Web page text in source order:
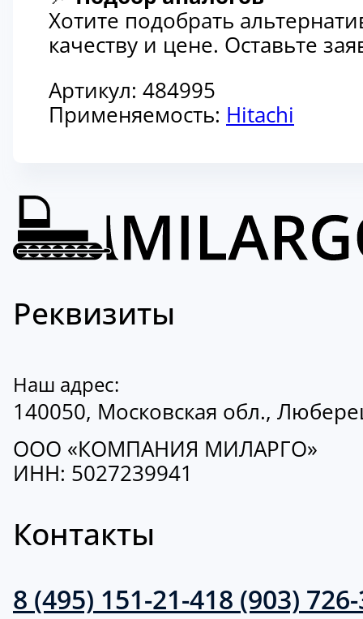
Хотите подобрать
качеству и цене. Оставьте
Артикул: 484995
Применяемость: Hitachi
Реквизиты
Наш адрес:
140050, Московская обл.,
ООО «КОМПАНИЯ МИЛАРГО»
ИНН: 5027239941
Контакты
8 (495) 151-21-418 (903)